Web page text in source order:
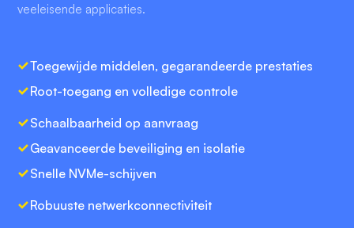
veeleisende applicaties.
Toegewijde middelen, gegarandeerde prestaties
Root-toegang en volledige controle
Schaalbaarheid op aanvraag
Geavanceerde beveiliging en isolatie
Snelle NVMe-schijven
Robuuste netwerkconnectiviteit